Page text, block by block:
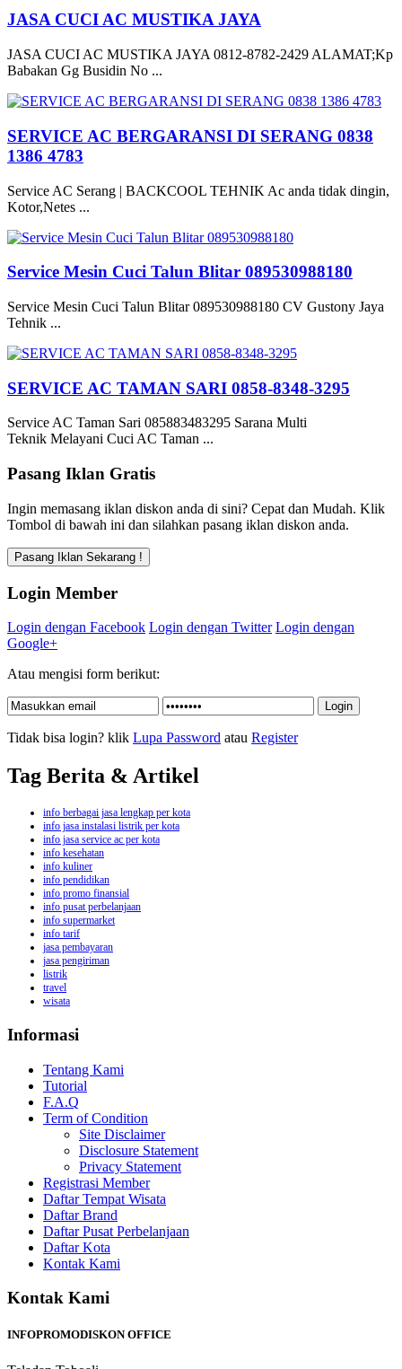
JASA CUCI AC MUSTIKA JAYA
JASA CUCI AC MUSTIKA JAYA 0812-8782-2429 ALAMAT;Kp
Babakan Gg Busidin No ...
SERVICE AC BERGARANSI DI SERANG 0838
1386 4783
Service AC Serang | BACKCOOL TEHNIK Ac anda tidak dingin,
Kotor,Netes ...
Service Mesin Cuci Talun Blitar 089530988180
Service Mesin Cuci Talun Blitar 089530988180 CV Gustony Jaya
Tehnik ...
SERVICE AC TAMAN SARI 0858-8348-3295
Service AC Taman Sari 085883483295 Sarana Multi
Teknik Melayani Cuci AC Taman ...
Pasang Iklan Gratis
Ingin memasang iklan diskon anda di sini? Cepat dan Mudah. Klik
Tombol di bawah ini dan silahkan pasang iklan diskon anda.
Login Member
Login dengan Facebook Login dengan Twitter Login dengan
Google+
Atau mengisi form berikut:
Tidak bisa login? klik Lupa Password atau Register
Tag Berita & Artikel
info berbagai jasa lengkap per kota
info jasa instalasi listrik per kota
info jasa service ac per kota
info kesehatan
info kuliner
info pendidikan
info promo finansial
info pusat perbelanjaan
info supermarket
info tarif
jasa pembayaran
jasa pengiriman
listrik
travel
wisata
Informasi
Tentang Kami
Tutorial
F.A.Q
Term of Condition
Site Disclaimer
Disclosure Statement
Privacy Statement
Registrasi Member
Daftar Tempat Wisata
Daftar Brand
Daftar Pusat Perbelanjaan
Daftar Kota
Kontak Kami
Kontak Kami
INFOPROMODISKON OFFICE